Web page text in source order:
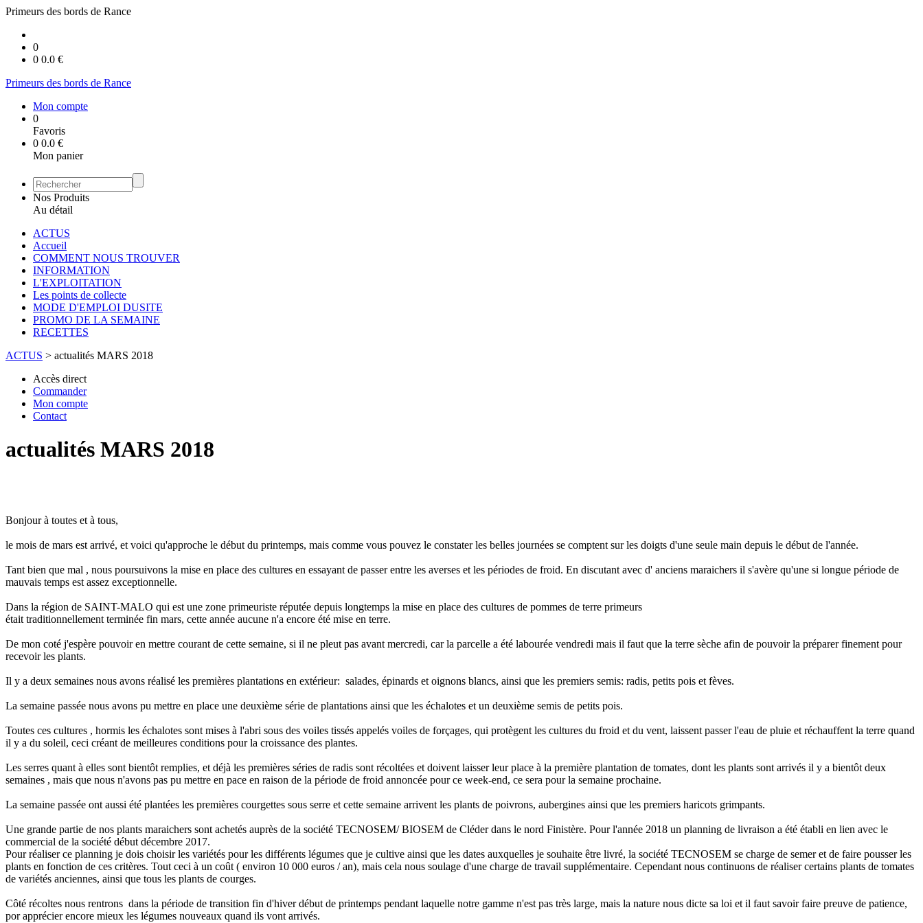
Primeurs des bords de Rance
0
0 0.0 €
Primeurs des bords de Rance
Mon compte
0
Favoris
0 0.0 €
Mon panier
Nos Produits
Au détail
ACTUS
Accueil
COMMENT NOUS TROUVER
INFORMATION
L'EXPLOITATION
Les points de collecte
MODE D'EMPLOI DUSITE
PROMO DE LA SEMAINE
RECETTES
ACTUS > actualités MARS 2018
Accès direct
Commander
Mon compte
Contact
actualités MARS 2018
Bonjour à toutes et à tous,
le mois de mars est arrivé, et voici qu'approche le début du printemps, mais comme vous pouvez le constater les belles journées se comptent sur les doigts d'une seule main depuis le début de l'année.
Tant bien que mal , nous poursuivons la mise en place des cultures en essayant de passer entre les averses et les périodes de froid. En discutant avec d' anciens maraichers il s'avère qu'une si longue période de
mauvais temps est assez exceptionnelle.
Dans la région de SAINT-MALO qui est une zone primeuriste réputée depuis longtemps la mise en place des cultures de pommes de terre primeurs
était traditionnellement terminée fin mars, cette année aucune n'a encore été mise en terre.
De mon coté j'espère pouvoir en mettre courant de cette semaine, si il ne pleut pas avant mercredi, car la parcelle a été labourée vendredi mais il faut que la terre sèche afin de pouvoir la préparer finement pour
recevoir les plants.
Il y a deux semaines nous avons réalisé les premières plantations en extérieur: salades, épinards et oignons blancs, ainsi que les premiers semis: radis, petits pois et fèves.
La semaine passée nous avons pu mettre en place une deuxième série de plantations ainsi que les échalotes et un deuxième semis de petits pois.
Toutes ces cultures , hormis les échalotes sont mises à l'abri sous des voiles tissés appelés voiles de forçages, qui protègent les cultures du froid et du vent, laissent passer l'eau de pluie et réchauffent la terre quand
il y a du soleil, ceci créant de meilleures conditions pour la croissance des plantes.
Les serres quant à elles sont bientôt remplies, et déjà les premières séries de radis sont récoltées et doivent laisser leur place à la première plantation de tomates, dont les plants sont arrivés il y a bientôt deux
semaines , mais que nous n'avons pas pu mettre en pace en raison de la période de froid annoncée pour ce week-end, ce sera pour la semaine prochaine.
La semaine passée ont aussi été plantées les premières courgettes sous serre et cette semaine arrivent les plants de poivrons, aubergines ainsi que les premiers haricots grimpants.
Une grande partie de nos plants maraichers sont achetés auprès de la société TECNOSEM/ BIOSEM de Cléder dans le nord Finistère. Pour l'année 2018 un planning de livraison a été établi en lien avec le
commercial de la société début décembre 2017.
Pour réaliser ce planning je dois choisir les variétés pour les différents légumes que je cultive ainsi que les dates auxquelles je souhaite être livré, la société TECNOSEM se charge de semer et de faire pousser les
plants en fonction de ces critères. Tout ceci à un coût ( environ 10 000 euros / an), mais cela nous soulage d'une charge de travail supplémentaire. Cependant nous continuons de réaliser certains plants de tomates
de variétés anciennes, ainsi que tous les plants de courges.
Côté récoltes nous rentrons dans la période de transition fin d'hiver début de printemps pendant laquelle notre gamme n'est pas très large, mais la nature nous dicte sa loi et il faut savoir faire preuve de patience,
por apprécier encore mieux les légumes nouveaux quand ils vont arrivés.